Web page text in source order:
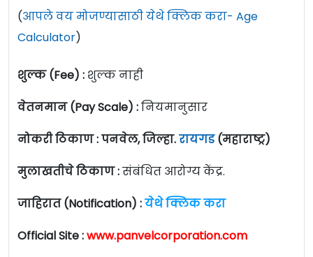
(आपले वय मोजण्यासाठी येथे क्लिक करा- Age
Calculator)
शुल्क (Fee) : शुल्क नाही
वेतनमान (Pay Scale) :नियमानुसार
नोकरी ठिकाण : पनवेल, जिल्हा.रायगड(महाराष्ट्र)
मुलाखतीचे ठिकाण :संबंधित आरोग्य केंद्र.
जाहिरात (Notification) :येथे क्लिक करा
Official Site :www.panvelcorporation.com